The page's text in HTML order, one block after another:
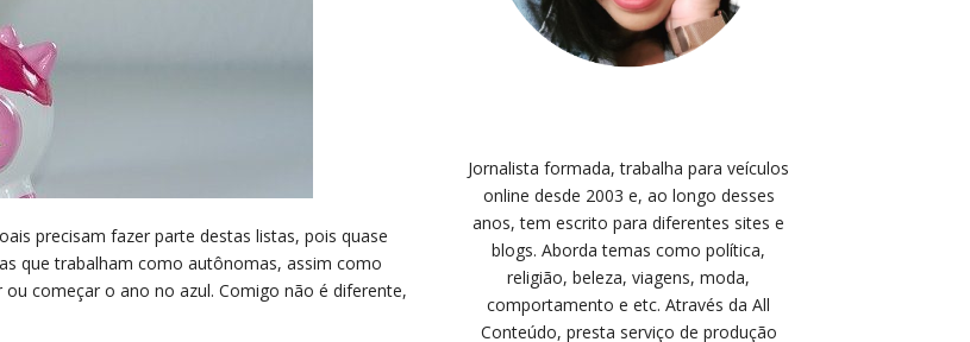
precisam fazer parte destas listas, pois quase
que trabalham como autônomas, assim como
começar o ano no azul. Comigo não é diferente,
Jornalista formada, trabalha para veículos
online desde 2003 e, ao longo desses
anos, tem escrito para diferentes sites e
blogs. Aborda temas como política,
religião, beleza, viagens, moda,
comportamento e etc. Através da All
Conteúdo, presta serviço de produção